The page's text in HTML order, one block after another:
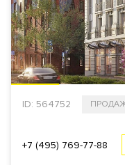
ID: 564752
+7 (495) 769-77-88